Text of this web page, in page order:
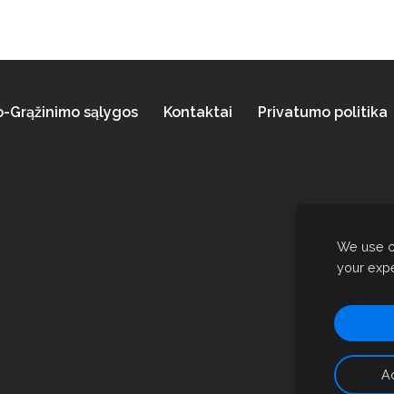
Grąžinimo sąlygos Kontaktai Privatumo politika
We use
your